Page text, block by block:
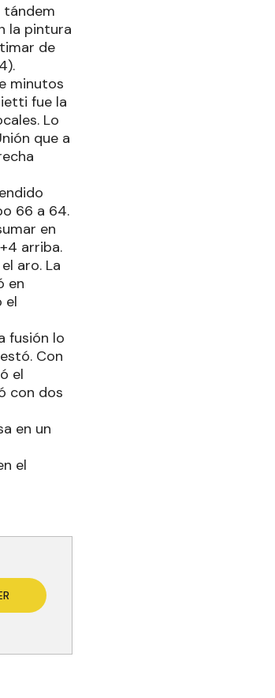
tándem
la pintura
de
minutos
fue la
Lo
que a
66 a 64.
en
arriba.
aro. La
en
el
fusión lo
Con
el
con dos
en un
el